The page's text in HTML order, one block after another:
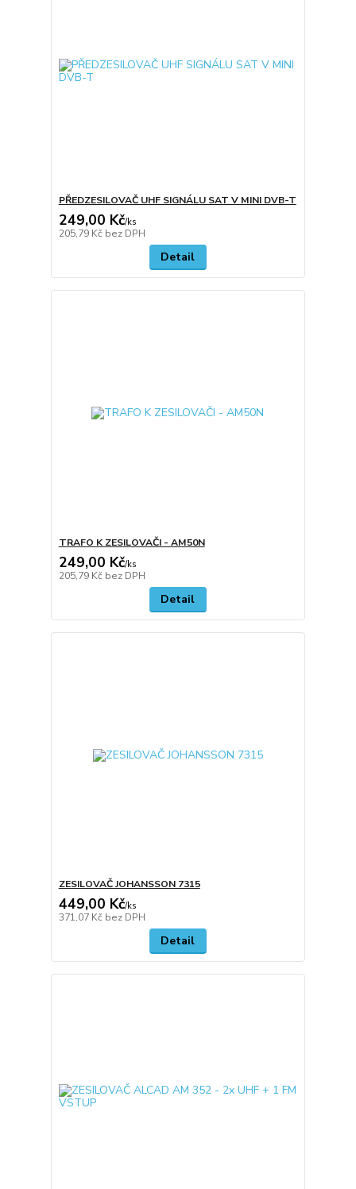
PŘEDZESILOVAČ UHF SIGNÁLU SAT V MINI DVB-T
249,00 Kč/ks
205,79 Kč bez DPH
Detail
TRAFO K ZESILOVAČI - AM50N
249,00 Kč/ks
205,79 Kč bez DPH
Detail
ZESILOVAČ JOHANSSON 7315
449,00 Kč/ks
371,07 Kč bez DPH
Detail